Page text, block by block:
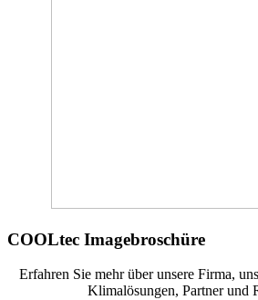
COOLtec Imagebroschüre
Erfahren Sie mehr über unsere Firma,
Klimalösungen, Partner und